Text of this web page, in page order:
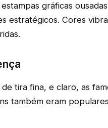
gráficas
estratégicos. Cores
tira fina, e claro, as
também eram